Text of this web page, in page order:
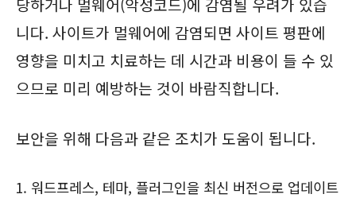
니다. 사이트가 멀웨어에 감염되면 사이트 평판에
영향을 미치고 치료하는 데 시간과 비용이 들 수 있
으므로 미리 예방하는 것이 바람직합니다.
보안을 위해 다음과 같은 조치가 도움이 됩니다.
워드프레스, 테마, 플러그인을 최신 버전으로 업데이트